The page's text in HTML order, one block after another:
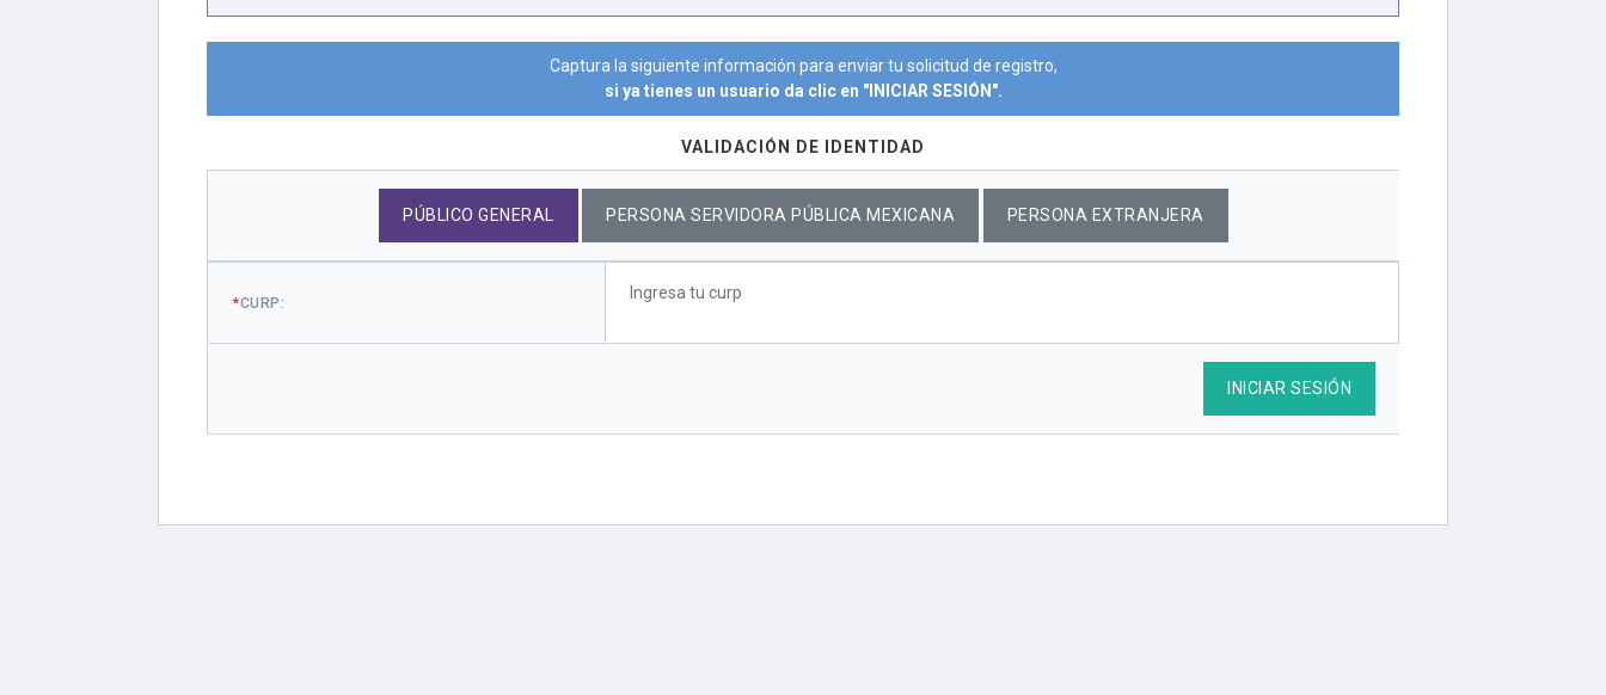
Captura la siguiente información para enviar tu solicitud de registro,
si ya tienes un usuario da clic en "INICIAR SESIÓN".
VALIDACIÓN DE IDENTIDAD
PÚBLICO GENERAL PERSONA SERVIDORA PÚBLICA MEXICANA PERSONA EXTRANJERA
*CURP:
INICIAR SESIÓN